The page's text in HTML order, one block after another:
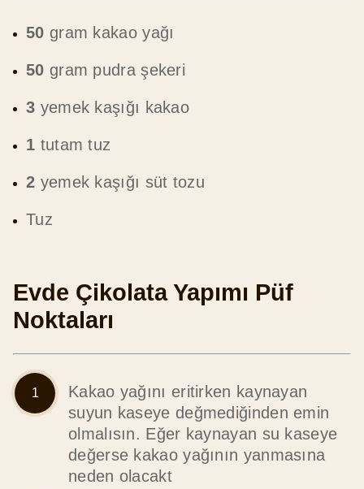
50 gram kakao yağı
50 gram pudra şekeri
3 yemek kaşığı kakao
1 tutam tuz
2 yemek kaşığı süt tozu
Tuz
Evde Çikolata Yapımı Püf
Noktaları
Kakao yağını eritirken kaynayan
suyun kaseye değmediğinden emin
olmalısın. Eğer kaynayan su kaseye
değerse kakao yağının yanmasına
neden olacakt